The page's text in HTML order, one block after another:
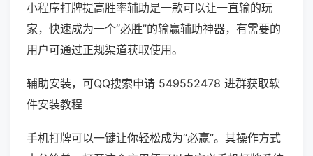
小程序打牌提高胜率辅助是一款可以让一直输的玩
家，快速成为一个“必胜”的输赢辅助神器，有需要的
用户可通过正规渠道获取使用。
辅助安装，可QQ搜索申请 549552478 进群获取软
件安装教程
手机打牌可以一键让你轻松成为“必赢”。其操作方式